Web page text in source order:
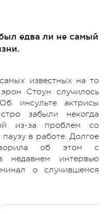
едва ли не самый
известных на то
Стоун случилось
инсульте актрисы
забыли некогда
из-за проблем со
в работе. Долгое
об этом с
недавнем интервью
о случившемся